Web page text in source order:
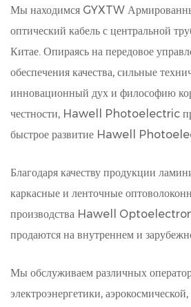
Мы находимся GYXTW
оптический кабель с центральной
Китае. Опираясь на передовое
обеспечения качества, сильные
инновационный дух и философию
честности, Hawell Photoelectric
быстрое развитие Hawell
Благодаря качеству продукции
каркасные и ленточные
производства Hawell
продаются на внутреннем и
Мы обслуживаем различных
электроэнергетики,